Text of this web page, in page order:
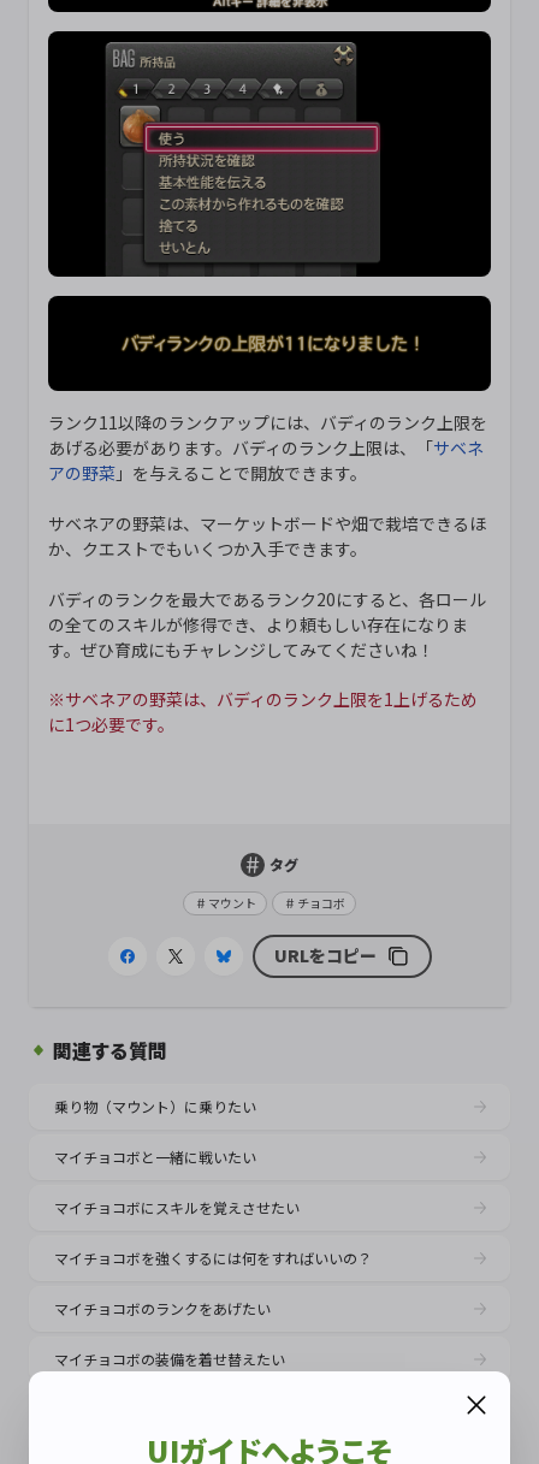
ランク11以降のランクアップには、バディのランク上限を
あげる必要があります。バディのランク上限は、「サベネ
アの野菜 」を与えることで開放できます。
サベネアの野菜は、マーケットボードや畑で栽培できるほ
か、クエストでもいくつか入手できます。
バディのランクを最大であるランク20にすると、各ロール
の全てのスキルが修得でき、より頼もしい存在になりま
す。ぜひ育成にもチャレンジしてみてくださいね！
※サベネアの野菜は、バディのランク上限を1上げるため
に1つ必要です。
タグ
マウント チョコボ
URLをコピー
関連する質問
乗り物（マウント）に乗りたい
マイチョコボと一緒に戦いたい
マイチョコボにスキルを覚えさせたい
マイチョコボを強くするには何をすればいいの？
マイチョコボのランクをあげたい
マイチョコボの装備を着せ替えたい
マイチョコボの羽根の色はどうやって変えるの？
UIガイドへようこそ